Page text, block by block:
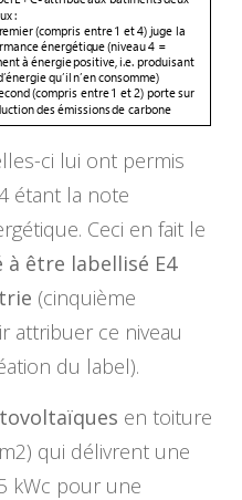
ci lui ont permis
étant la note
Ceci en fait le
être labellisé E4
(cinquième
attribuer ce niveau
du label).
en toiture
qui délivrent une
kWc pour une